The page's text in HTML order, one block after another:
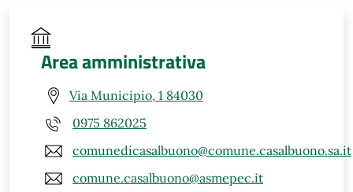
Area amministrativa
Via Municipio, 1 84030
0975 862025
comunedicasalbuono@comune.casalbuono.sa.it
comune.casalbuono@asmepec.it